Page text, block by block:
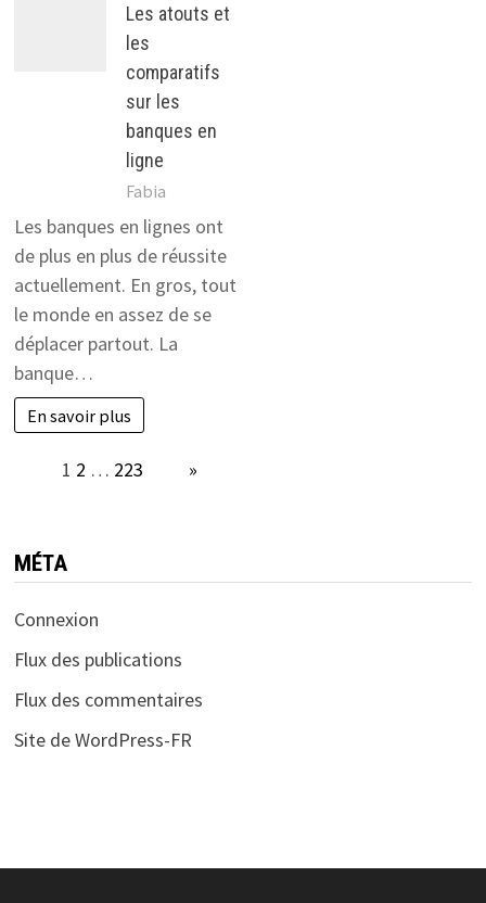
Les atouts et
les
comparatifs
sur les
banques en
ligne
Fabia
Les banques en lignes ont
de plus en plus de réussite
actuellement. En gros, tout
le monde en assez de se
déplacer partout. La
banque…
En savoir plus
1 2 … 223 »
MÉTA
Connexion
Flux des publications
Flux des commentaires
Site de WordPress-FR